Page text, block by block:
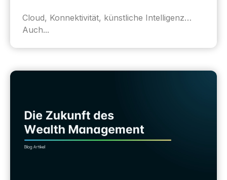
Cloud, Konnektivität, künstliche Intelligenz…
Auch...